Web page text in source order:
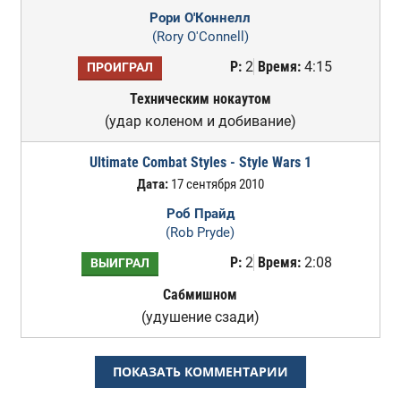
Рори О'Коннелл
(Rory O'Connell)
ПРОИГРАЛ Р:2 Время:4:15
Техническим нокаутом
(удар коленом и добивание)
Ultimate Combat Styles - Style Wars 1
Дата:17 сентября 2010
Роб Прайд
(Rob Pryde)
ВЫИГРАЛ Р:2 Время:2:08
Сабмишном
(удушение сзади)
ПОКАЗАТЬ КОММЕНТАРИИ